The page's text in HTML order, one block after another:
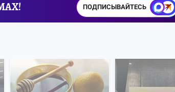
ПОДПИСЫВАЙТЕСЬ